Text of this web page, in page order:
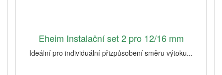
Eheim Instalační set 2 pro 12/16 mm
Ideální pro individuální přizpůsobení směru výtoku...